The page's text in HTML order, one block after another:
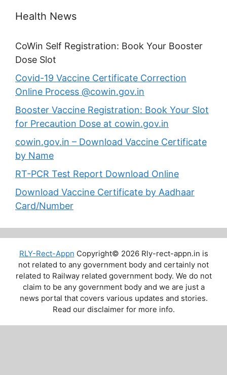
Health News
CoWin Self Registration: Book Your Booster
Dose Slot
Covid-19 Vaccine Certificate Correction
Online Process @cowin.gov.in
Booster Vaccine Registration: Book Your Slot
for Precaution Dose at cowin.gov.in
cowin.gov.in – Download Vaccine Certificate
by Name
RT-PCR Test Report Download Online
Download Vaccine Certificate by Aadhaar
Card/Number
RLY-Rect-Appn Copyright© 2026 Rly-rect-appn.in is
not related to any government body and certainly not
related to Railway related government body. We do not
claim to be any government body and we are just a
news portal that covers various updates and stories.
Read our disclaimer for more info.